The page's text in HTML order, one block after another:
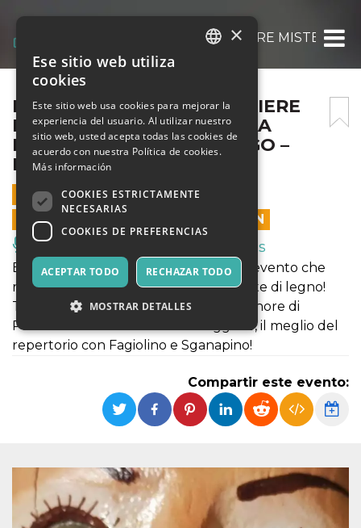
LA LEGGENDA DEL CAVALIERE
LA LEGGENDA DEL CAVALIERE
MISTERIOSO – BURATTINI A
BOLOGNA CON WOLFANGO –
ESTATE 2023
27 JULIO 2023 - 20:30
LAS VENTAS EN LÍNEA TERMINARON
Música, Eventos en Vivo, Clubes
Burattini a Bologna con Wolfango è l'evento che
riporta al centro l'antica arte delle teste di legno!
Tutti i giovedì sera presso la Corte d'Onore di
Palazzo d'Accursio in Piazza Maggiore, il meglio del
repertorio con Fagiolino e Sganapino!
Compartir este evento:
SPANISH
×
Ese sitio web utiliza
cookies
Este sitio web usa cookies para mejorar la
experiencia del usuario. Al utilizar nuestro
sitio web, usted acepta todas las cookies de
acuerdo con nuestra Política de cookies.
Más información
COOKIES ESTRICTAMENTE
NECESARIAS
COOKIES DE PREFERENCIAS
ACEPTAR TODO RECHAZAR TODO
MOSTRAR DETALLES
Las cookies estrictamente necesarias permiten
la funcionalidad principal del sitio web, como
correctamente sin las cookies estrictamente
necesarias.
Nombre
Proveedor /
Dominio
Descripción